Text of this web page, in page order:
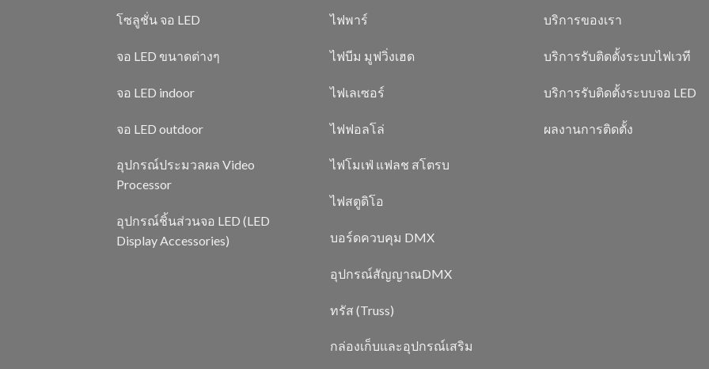
โซลูชั่น จอ LED
จอ LED ขนาดต่างๆ
จอ LED indoor
จอ LED outdoor
อุปกรณ์ประมวลผล Video
Processor
อุปกรณ์ชิ้นส่วนจอ LED (LED
Display Accessories)
ไฟพาร์
ไฟบีม มูฟวิ่งเฮด
ไฟเลเซอร์
ไฟฟอลโล่
ไฟโมเฟ่ แฟลช สโตรบ
ไฟสตูดิโอ
บอร์ดควบคุม DMX
อุปกรณ์สัญญาณDMX
ทรัส (Truss)
กล่องเก็บและอุปกรณ์เสริม
บริการของเรา
บริการรับติดตั้งระบบไฟเวที
บริการรับติดตั้งระบบจอ LED
ผลงานการติดตั้ง